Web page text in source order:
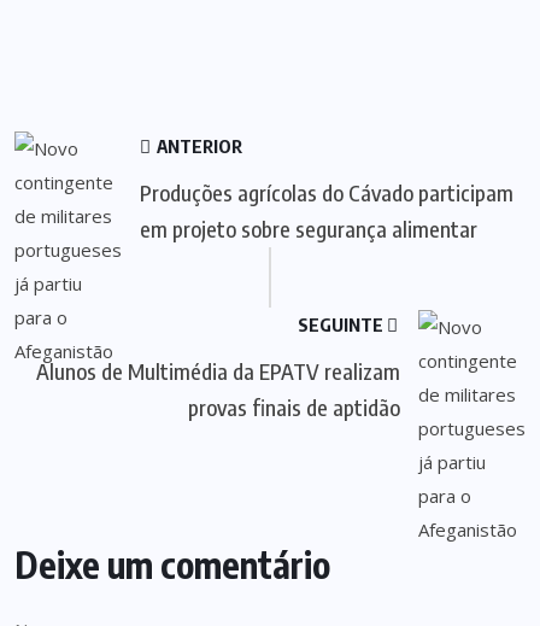
ANTERIOR
Produções agrícolas do Cávado participam
em projeto sobre segurança alimentar
SEGUINTE
Alunos de Multimédia da EPATV realizam
provas finais de aptidão
Deixe um comentário